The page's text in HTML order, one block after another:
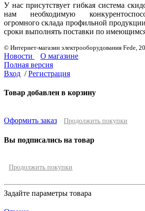
У нас присутствует гибкая система
нам необходимую
огромного склада профильной
сроки выполнять поставки по имеющимся
© Интернет-магазин электрооборудования Fede,
Новости
О магазине
Полная версия
Вход / Регистрация
Товар добавлен в корзину
Оформить заказ Продолжить покупки
Вы подписались на товар
Продолжить покупки
Задайте параметры товара